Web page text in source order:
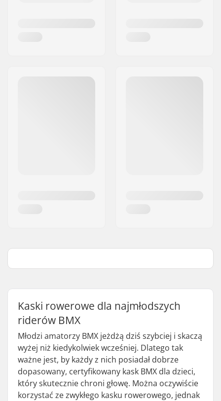
Kaski rowerowe dla najmłodszych
riderów BMX
Młodzi amatorzy BMX jeżdżą dziś szybciej i skaczą
wyżej niż kiedykolwiek wcześniej. Dlatego tak
ważne jest, by każdy z nich posiadał dobrze
dopasowany, certyfikowany kask BMX dla dzieci,
który skutecznie chroni głowę. Można oczywiście
korzystać ze zwykłego kasku rowerowego, jednak